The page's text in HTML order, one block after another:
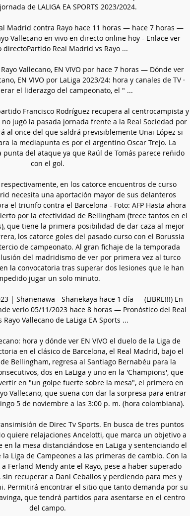
de LALIGA EA SPORTS 2023/2024.
Madrid contra Rayo hace 11 horas — hace 7 horas —
Vallecano en vivo en directo online hoy - Enlace ver
directoPartido Real Madrid vs Rayo ...
Vallecano, EN VIVO por hace 7 horas — Dónde ver
EN VIVO por LaLiga 2023/24: hora y canales de TV ·
el liderazgo del campeonato, el " ...
Francisco Rodríguez recupera al centrocampista y
jugó la pasada jornada frente a la Real Sociedad por
al once del que saldrá previsiblemente Unai López si
la mediapunta es por el argentino Oscar Trejo. La
del ataque ya que Raúl de Tomás parece reñido
con el gol.
en los catorce encuentros de curso
necesita una aportación mayor de sus delanteros
el triunfo contra el Barcelona - Foto: AFP Hasta ahora
por la efectividad de Bellingham (trece tantos en el
que tiene la primera posibilidad de dar caza al mejor
los catorce goles del pasado curso con el Borussia
de campeonato. Al gran fichaje de la temporada
del madridismo de ver por primera vez al turco
la convocatoria tras superar dos lesiones que le han
jugar un solo minuto.
| Shanenawa - Shanekaya hace 1 día — (LIBRE!!!) En
verlo 05/11/2023 hace 8 horas — Pronóstico del Real
Vallecano de LaLiga EA Sports ...
hora y dónde ver EN VIVO el duelo de la Liga de
en el clásico de Barcelona, el Real Madrid, bajo el
Bellingham, regresa al Santiago Bernabéu para la
dos en LaLiga y uno en la 'Champions', que
en "un golpe fuerte sobre la mesa", el primero en
Vallecano, que sueña con dar la sorpresa para entrar
5 de noviembre a las 3:00 p. m. (hora colombiana).
de Direc Tv Sports. En busca de tres puntos
quiere relajaciones Ancelotti, que marca un objetivo a
en la mesa distanciándose en LaLiga y sentenciando el
Liga de Campeones a las primeras de cambio. Con la
Ferland Mendy ante el Rayo, pese a haber superado
recuperar a Dani Ceballos y perdiendo para mes y
Permitirá encontrar el sitio que tanto demanda por su
que tendrá partidos para asentarse en el centro
del campo.